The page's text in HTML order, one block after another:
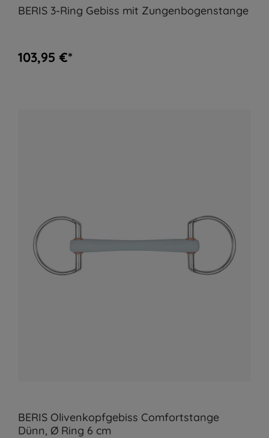
BERIS 3-Ring Gebiss mit Zungenbogenstange
103,95 €*
BERIS Olivenkopfgebiss Comfortstange
Dünn, Ø Ring 6 cm